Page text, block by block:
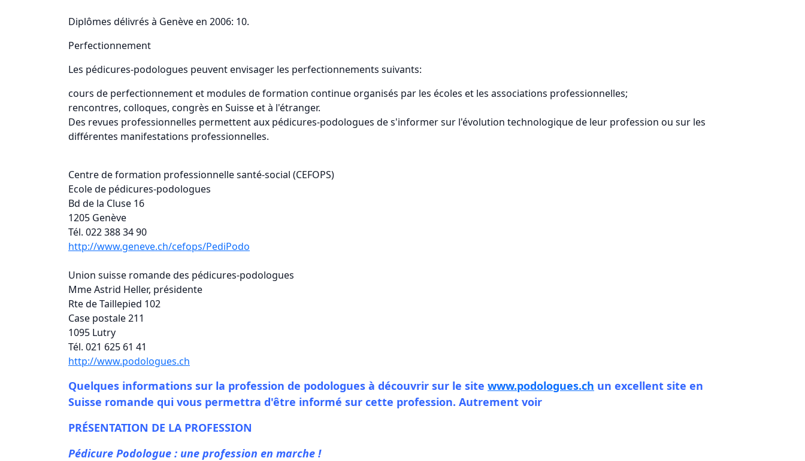
Diplômes délivrés à Genève en 2006: 10.
Perfectionnement
Les pédicures-podologues peuvent envisager les perfectionnements suivants:
cours de perfectionnement et modules de formation continue organisés par les écoles et les associations professionnelles;
rencontres, colloques, congrès en Suisse et à l'étranger.
Des revues professionnelles permettent aux pédicures-podologues de s'informer sur l'évolution technologique de leur profession ou sur les
différentes manifestations professionnelles.
Centre de formation professionnelle santé-social (CEFOPS)
Ecole de pédicures-podologues
Bd de la Cluse 16
1205 Genève
Tél. 022 388 34 90
http://www.geneve.ch/cefops/PediPodo
Union suisse romande des pédicures-podologues
Mme Astrid Heller, présidente
Rte de Taillepied 102
Case postale 211
1095 Lutry
Tél. 021 625 61 41
http://www.podologues.ch
Quelques informations sur la profession de podologues à découvrir sur le site www.podologues.ch un excellent site en
Suisse romande qui vous permettra d'être informé sur cette profession. Autrement voir
PRÉSENTATION DE LA PROFESSION
Pédicure Podologue : une profession en marche !